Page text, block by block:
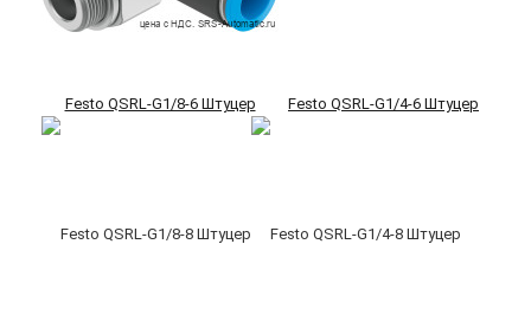
Festo QSRL-G1/8-6 Штуцер Festo QSRL-G1/4-6 Штуцер